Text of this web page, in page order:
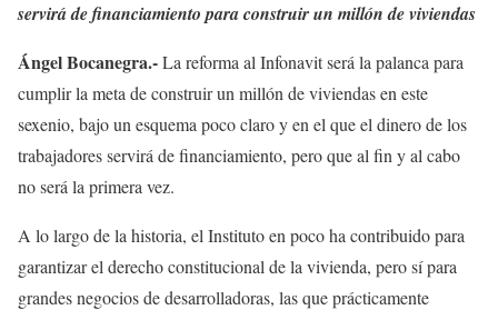
servirá de financiamiento para construir un millón de viviendas
Ángel Bocanegra.-La reforma al Infonavit será la palanca para
cumplir la meta de construir un millón de viviendas en este
sexenio, bajo un esquema poco claro y en el que el dinero de los
trabajadores servirá de financiamiento, pero que al fin y al cabo
no será la primera vez.
A lo largo de la historia, el Instituto en poco ha contribuido para
garantizar el derecho constitucional de la vivienda, pero sí para
grandes negocios de desarrolladoras, las que prácticamente